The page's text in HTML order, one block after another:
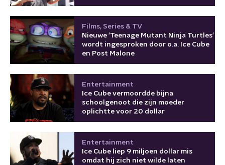
Films, Series & TV
Nieuwe 'Teenage Mutant Ninja Turtles'
wordt ingesproken door o.a. Ice Cube
en Post Malone
Entertainment
Ice Cube vermoordde bijna
schoolgenoot die zijn moeder
oplichtte voor 20 dollar
Entertainment
Ice Cube liep 9 miljoen dollar mis
omdat hij zich niet wilde laten